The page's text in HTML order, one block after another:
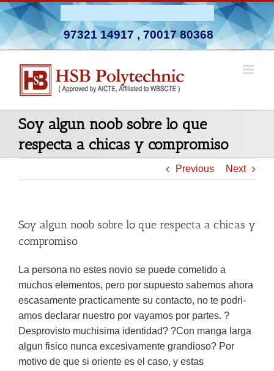
Skip
to
content
97321 14917, 70017 80368
Soy algun noob sobre lo que
respecta a chicas y compromiso
Previous Next
Soy algun noob sobre lo que respecta a chicas y
compromiso
La persona no estes novio se puede cometido a
muchos elementos, pero por supuesto sabemos ahora
escasamente practicamente su contacto, no te podri­
amos declarar nuestro por vayamos por partes. ?
Desprovisto muchisima identidad? ?Con manga larga
algun fisico nunca excesivamente grandioso? Por
motivo de que si oriente es el caso, y estas